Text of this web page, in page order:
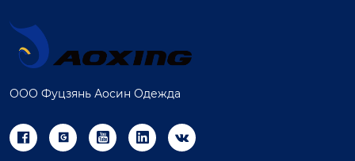
ООО Фуцзянь Аосин Одежда
    